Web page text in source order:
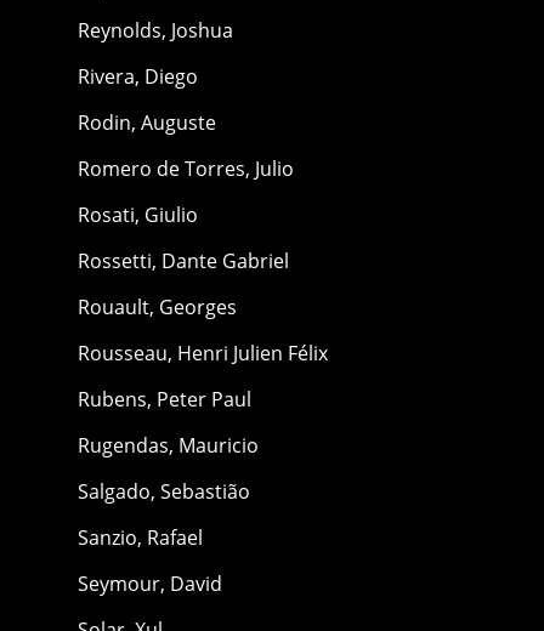
Reynolds, Joshua
Rivera, Diego
Rodin, Auguste
Romero de Torres, Julio
Rosati, Giulio
Rossetti, Dante Gabriel
Rouault, Georges
Rousseau, Henri Julien Félix
Rubens, Peter Paul
Rugendas, Mauricio
Salgado, Sebastião
Sanzio, Rafael
Seymour, David